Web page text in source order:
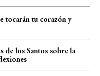
tocarán tu corazón y
de los Santos sobre la